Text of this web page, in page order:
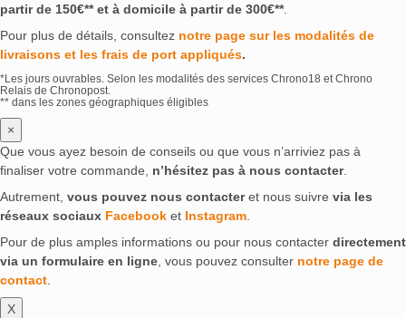
partir de 150€** et à domicile à partir de 300€**.
Pour plus de détails, consultez notre page sur les modalités de
livraisons et les frais de port appliqués.
*Les jours ouvrables. Selon les modalités des services Chrono18 et Chrono
Relais de Chronopost.
** dans les zones géographiques éligibles
×
Que vous ayez besoin de conseils ou que vous n’arriviez pas à
finaliser votre commande, n’hésitez pas à nous contacter.
Autrement, vous pouvez nous contacteret nous suivre via les
réseaux sociaux Facebook et Instagram.
Pour de plus amples informations ou pour nous contacter directement
via un formulaire en ligne, vous pouvez consulter notre page de
contact.
X